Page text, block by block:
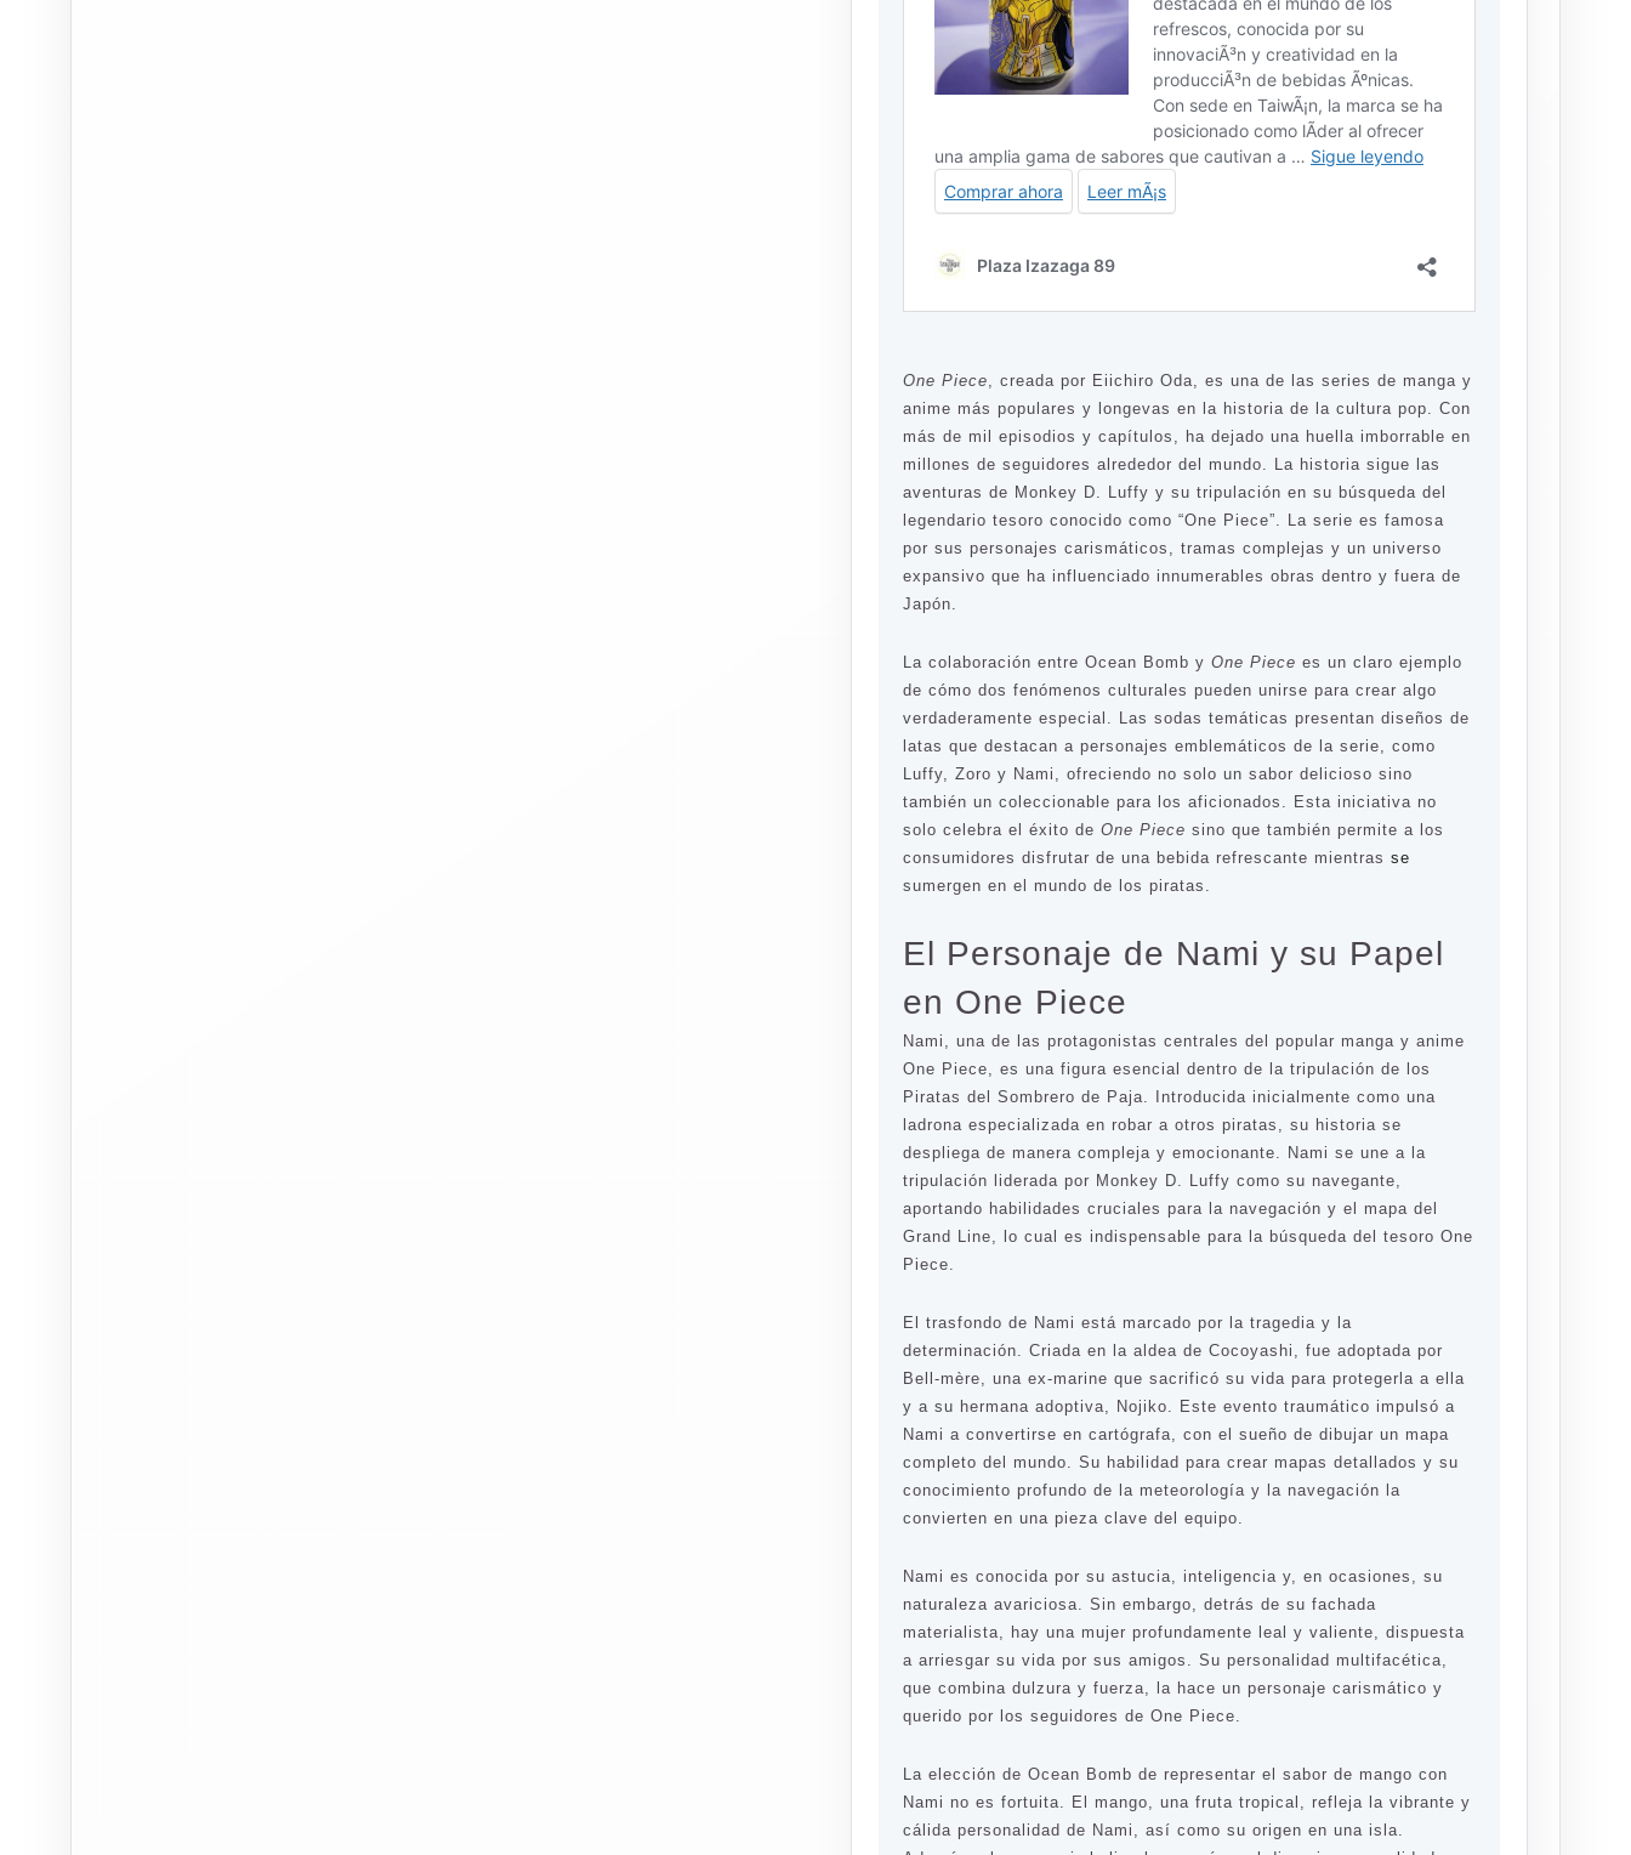
One Piece , creada por Eiichiro Oda, es una de las series de manga y
anime más populares y longevas en la historia de la cultura pop. Con
más de mil episodios y capítulos, ha dejado una huella imborrable en
millones de seguidores alrededor del mundo. La historia sigue las
aventuras de Monkey D. Luffy y su tripulación en su búsqueda del
legendario tesoro conocido como “One Piece”. La serie es famosa
por sus personajes carismáticos, tramas complejas y un universo
expansivo que ha influenciado innumerables obras dentro y fuera de
Japón.
La colaboración entre Ocean Bomb yOne Piece es un claro ejemplo
de cómo dos fenómenos culturales pueden unirse para crear algo
verdaderamente especial. Las sodas temáticas presentan diseños de
latas que destacan a personajes emblemáticos de la serie, como
Luffy, Zoro y Nami, ofreciendo no solo un sabor delicioso sino
también un coleccionable para los aficionados. Esta iniciativa no
solo celebra el éxito deOne Piece sino que también permite a los
consumidores disfrutar de una bebida refrescante mientrasse
sumergen en el mundo de los piratas.
El Personaje de Nami y su Papel
en One Piece
Nami, una de las protagonistas centrales del popular manga y anime
One Piece , es una figura esencial dentro de la tripulación de los
Piratas del Sombrero de Paja. Introducida inicialmente como una
ladrona especializada en robar a otros piratas, su historia se
despliega de manera compleja y emocionante. Nami se une a la
tripulación liderada por Monkey D. Luffy como su navegante,
aportando habilidades cruciales para la navegación y el mapa del
Grand Line, lo cual es indispensable para la búsqueda del tesoro One
Piece.
El trasfondo de Nami está marcado por la tragedia y la
determinación. Criada en la aldea de Cocoyashi, fue adoptada por
Bell-mère, una ex-marine que sacrificó su vida para protegerla a ella
y a su hermana adoptiva, Nojiko. Este evento traumático impulsó a
Nami a convertirse en cartógrafa, con el sueño de dibujar un mapa
completo del mundo. Su habilidad para crear mapas detallados y su
conocimiento profundo de la meteorología y la navegación la
convierten en una pieza clave del equipo.
Nami es conocida por su astucia, inteligencia y, en ocasiones, su
naturaleza avariciosa. Sin embargo, detrás de su fachada
materialista, hay una mujer profundamente leal y valiente, dispuesta
a arriesgar su vida por sus amigos. Su personalidad multifacética,
que combina dulzura y fuerza, la hace un personaje carismático y
querido por los seguidores deOne Piece
La elección de Ocean Bomb de representar el sabor de mango con
Nami no es fortuita. El mango, una fruta tropical, refleja la vibrante y
cálida personalidad de Nami, así como su origen en una isla.